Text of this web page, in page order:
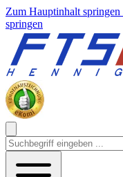
Zum Hauptinhalt springen
springen